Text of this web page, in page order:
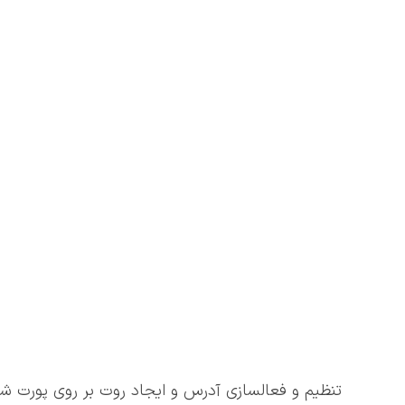
تنظیم و فعالسازی آدرس و ایجاد روت بر روی پورت